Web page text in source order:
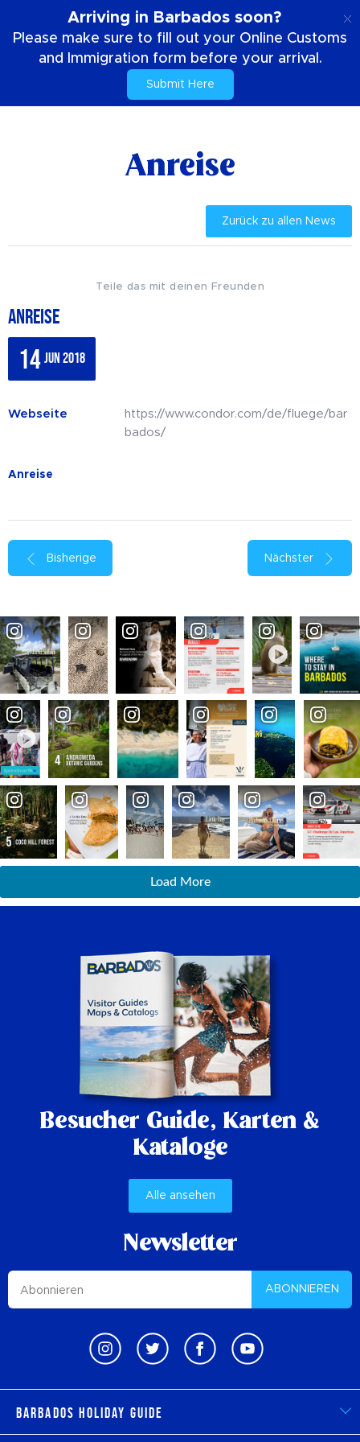
Arriving in Barbados soon?
Please make sure to fill out your Online Customs
and Immigration form before your arrival.
Submit Here
News & Promotions Anreise
Anreise
Zurück zu allen News
Anreise
14 Jun 2018
Webseite
https://www.condor.com/de/fluege/bar
bados/
Anreise
Teile das mit deinen Freunden
Bisherige Nächster
Load More
Besucher Guide, Karten &
Kataloge
Alle ansehen
Newsletter
ABONNIEREN
Barbados Holiday Guide